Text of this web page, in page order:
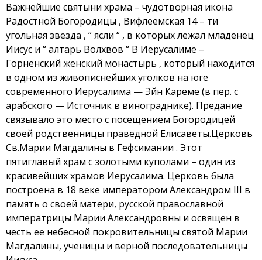
Важнейшие святыни храма – чудотворная икона
Радостной Богородицы , Вифлеемская 14 – ти
угольная звезда , “ ясли “ , в которых лежал младенец
Иисус и “ алтарь Волхвов “ В Иерусалиме –
Горненский женский монастырь , который находится
в одном из живописнейших уголков на юге
современного Иерусалима — Эйн Кареме (в пер. с
арабского — Источник в винограднике). Предание
связывало это место с посещением Богородицей
своей родственницы праведной Елисаветы.Церковь
Св.Марии Магдалины в Гефсимании . Этот
пятиглавый храм с золотыми куполами – один из
красивейших храмов Иерусалима. Церковь была
построена в 18 веке императором Александром III в
память о своей матери, русской православной
императрицы Марии Александровны и освящен в
честь ее небесной покровительницы святой Марии
Магдалины, ученицы и верной последовательницы